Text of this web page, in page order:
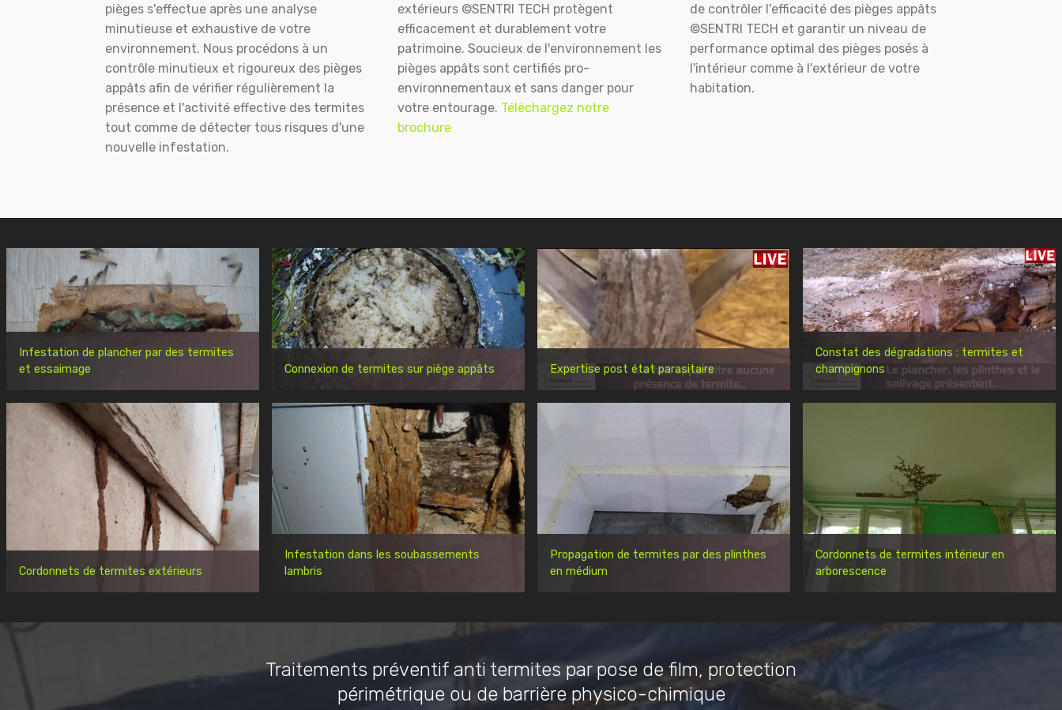
pièges s'effectue après une analyse
minutieuse et exhaustive de votre
environnement. Nous procédons à un
contrôle minutieux et rigoureux des pièges
appâts afin de vérifier régulièrement la
présence et l'activité effective des termites
tout comme de détecter tous risques d'une
nouvelle infestation.
extérieurs ©SENTRI TECH protègent
efficacement et durablement votre
patrimoine. Soucieux de l'environnement les
pièges appâts sont certifiés pro-
environnementaux et sans danger pour
votre entourage. Téléchargez notre
brochure
de contrôler l'efficacité des pièges appâts
©SENTRI TECH et garantir un niveau de
performance optimal des pièges posés à
l'intérieur comme à l'extérieur de votre
habitation.
Infestation de plancher par des termites
et essaimage
Connexion de termites sur piège appâts Expertise post état parasitaire
Constat des dégradations : termites et
champignons
Cordonnets de termites extérieurs
Infestation dans les soubassements
lambris
Propagation de termites par des plinthes
en médium
Cordonnets de termites intérieur en
arborescence
Traitements préventif anti termites par pose de film, protection
périmétrique ou de barrière physico-chimique